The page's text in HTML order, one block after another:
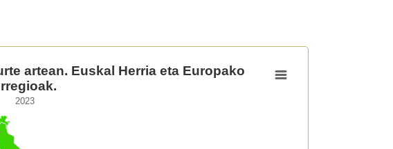
Herria eta Europako erregioak.
urte artean. Euskal Herria eta Europako erregioak.
artean. Euskal Herria eta Europako
2023